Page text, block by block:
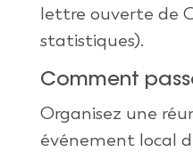
lettre ouverte de
statistiques).
Comment
Organisez une
événement local